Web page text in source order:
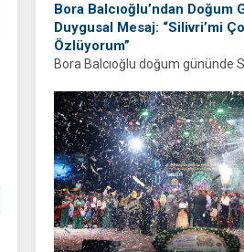
Bora Balcıoğlu’ndan Doğum
Duygusal Mesaj: “Silivri’mi
Özlüyorum”
Bora Balcıoğlu doğum gününde
ayrıyım” diyen Balcıoğlu, bir
gününü ailesi ve hemşehrileriyle
geçirmeyi diledi.